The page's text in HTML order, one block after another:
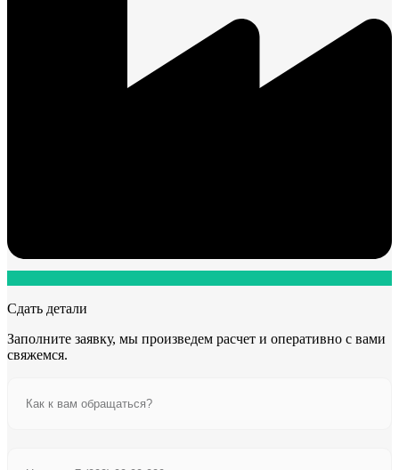
Сдать детали
Заполните заявку, мы произведем расчет и оперативно с вами
свяжемся.